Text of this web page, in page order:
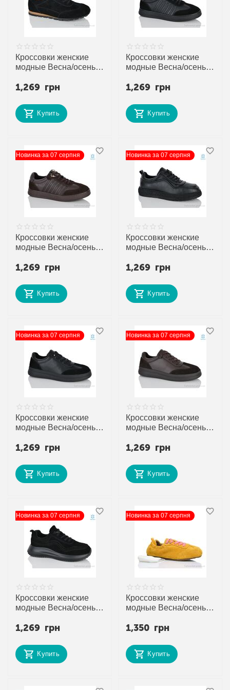
Кроссовки женские
модные Весна/осень
40) "Gukkcr" недорого
поставщика
1,269 грн
Купить
Кроссовки женские
модные Весна/осень
"Gukkcr" недорого
поставщика
1,269 грн
Купить
Новинка за 07 серпня
Кроссовки женские
модные Весна/осень
"Gukkcr" недорого
поставщика
1,269 грн
Купить
Новинка за 07 серпня
Кроссовки женские
модные Весна/осень
41) "Gukkcr" недорого
поставщика
1,269 грн
Купить
Новинка за 07 серпня
Кроссовки женские
модные Весна/осень
40) "Gukkcr" недорого
поставщика
1,269 грн
Купить
Новинка за 07 серпня
Кроссовки женские
модные Весна/осень
40) "Gukkcr" недорого
поставщика
1,269 грн
Купить
Новинка за 07 серпня
Кроссовки женские
модные Весна/осень
"Gukkcr" недорого
поставщика
1,269 грн
Купить
Новинка за 07 серпня
Кроссовки женские
модные Весна/осень
р.36-41) "Violeta"
прямого поставщика
1,350 грн
Купить